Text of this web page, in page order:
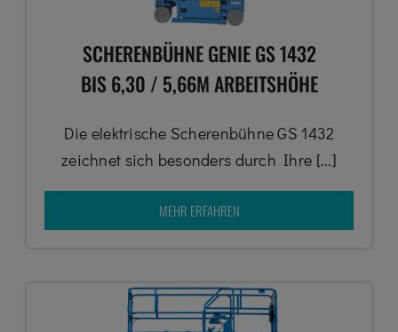
SCHERENBÜHNE GENIE GS 1432
BIS 6,30 / 5,66M ARBEITSHÖHE
Die elektrische Scherenbühne GS 1432
zeichnet sich besonders durch Ihre [...]
MEHR ERFAHREN